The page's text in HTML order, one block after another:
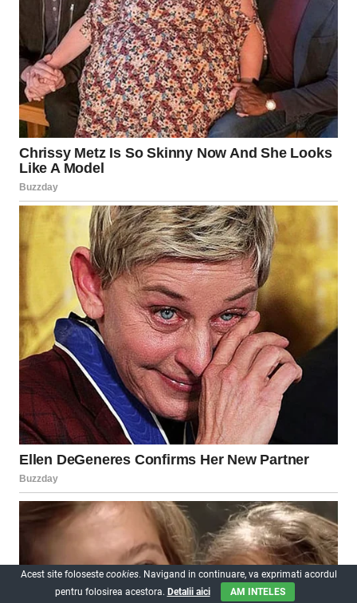
Acest site foloseste cookies. Navigand in continuare, va exprimati acordul
pentru folosirea acestora. Detalii aici AM INTELES